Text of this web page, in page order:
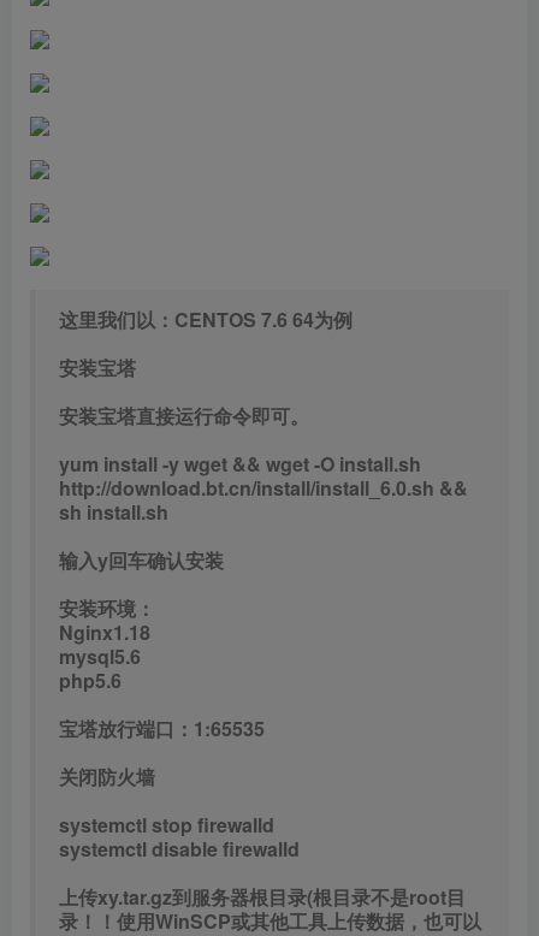
这里我们以：CENTOS 7.6 64为例
安装宝塔
安装宝塔直接运行命令即可。
yum install -y wget && wget -O install.sh
http://download.bt.cn/install/install_6.0.sh &&
sh install.sh
输入y回车确认安装
安装环境：
Nginx1.18
mysql5.6
php5.6
宝塔放行端口：1:65535
关闭防火墙
systemctl stop firewalld
systemctl disable firewalld
上传xy.tar.gz到服务器根目录(根目录不是root目
录！！使用WinSCP或其他工具上传数据，也可以